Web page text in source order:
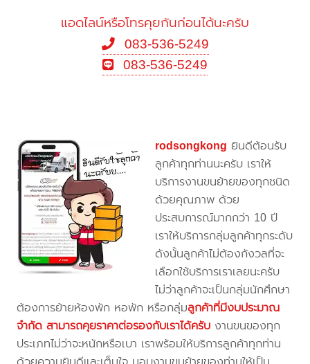
แอดไลน์หรือโทรคุยกันก่อนได้นะครับ
083-536-5249
083-536-5249
rodsongkong ยินดีต้อนรับ
ลูกค้าทุกท่านนะครับ เราให้
บริการงานขนย้ายของทุกชนิด
ด้วยคุณภาพ ด้วย
ประสบการณ์มากกว่า 10 ปี
เราให้บริการกลุ่มลูกค้าทุกระดับ
ดังนั้นลูกค้าไม่ต้องกังวลที่จะ
เลือกใช้บริการเราเลยนะครับ
ไม่ว่าลูกค้าจะเป็นกลุ่มนักศึกษา
ต้องการย้ายห้องพัก หอพัก หรือกลุ่มลูกค้าที่มีงบประมาณ
จำกัด สามารถคุยราคาต่อรองกับเราได้ครับ งานขนของทุก
ประเภทไม่ว่าจะหนักหรือเบา เราพร้อมให้บริการลูกค้าทุกท่าน